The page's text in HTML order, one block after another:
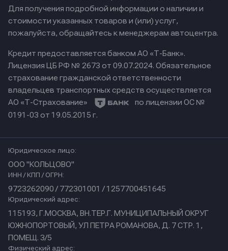
Для получения подробной информации о наличии и
стоимости указанных товаров и (или) услуг,
пожалуйста, обращайтесь к менеджерам автоцентра.
Кредит предоставляется банком АО «Т-Банк».
Лицензия ЦБ РФ № 2673 от 09.07.2024. Обязательное
страхование гражданской ответственности
владельцев транспортных средств осуществляется
АО «Т-Страхование»
по лицензии ОС №
0191-03 от 19.05.2015 г.
Юридическое лицо:
ООО "КОЛЬЦОВО"
ИНН / КПП / ОГРН:
9723262090 / 772301001 / 1257700451645
Юридический адрес:
115193, Г.МОСКВА, ВН.ТЕР.Г. МУНИЦИПАЛЬНЫЙ ОКРУГ
ЮЖНОПОРТОВЫЙ, УЛ ПЕТРА РОМАНОВА, Д. 7 СТР. 1,
ПОМЕЩ. 3/5
Физический адрес: